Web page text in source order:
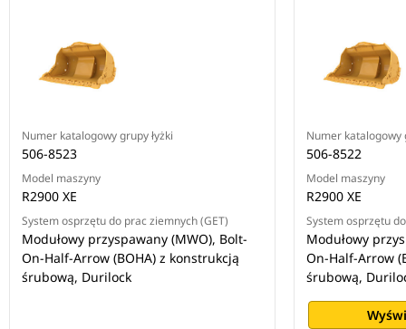
Numer katalogowy grupy łyżki
506-8523
Model maszyny
R2900 XE
System osprzętu do prac ziemnych (GET)
Modułowy przyspawany (MWO), Bolt-
On-Half-Arrow (BOHA) z konstrukcją
śrubową, Durilock
Numer katalogowy
506-8522
Model maszyny
R2900 XE
System osprzętu
Modułowy
On-Half-Arrow
śrubową,